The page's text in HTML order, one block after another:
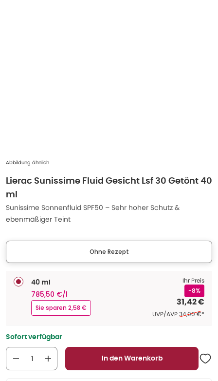
Abbildung ähnlich
Lierac Sunissime Fluid Gesicht Lsf 30 Getönt 40
ml
Sunissime Sonnenfluid SPF50 – Sehr hoher Schutz &
ebenmäßiger Teint
Ohne Rezept
40 ml
785,50 €/l
Sie sparen 2,58 €
Ihr Preis
-8%
31,42 €
UVP/AVPEhemaliger
34,00 €*
Sofort verfügbar
In den Warenkorb